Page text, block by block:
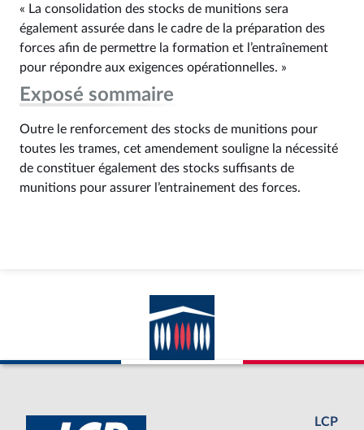
« La consolidation des stocks de munitions sera
également assurée dans le cadre de la préparation des
forces afin de permettre la formation et l’entraînement
pour répondre aux exigences opérationnelles. »
Exposé sommaire
Outre le renforcement des stocks de munitions pour
toutes les trames, cet amendement souligne la nécessité
de constituer également des stocks suffisants de
munitions pour assurer l’entrainement des forces.
LCP